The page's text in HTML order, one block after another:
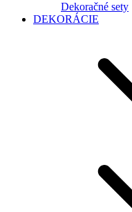
Dekoračné sety
DEKORÁCIE